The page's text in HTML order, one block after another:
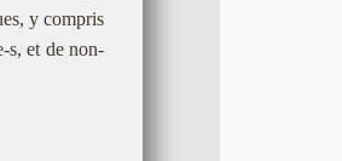
y compris
s, et de non-